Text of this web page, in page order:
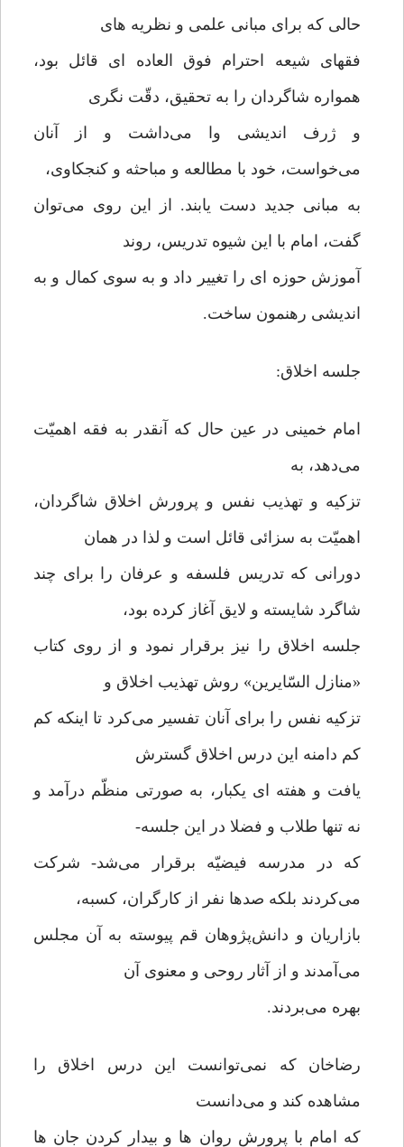
حالی که برای مبانی علمی و نظریه های
فقهای شیعه احترام فوق العاده ای قائل بود،
همواره شاگردان را به تحقیق، دقّت نگری
و ژرف اندیشی وا می‌داشت و از آنان
می‌خواست، خود با مطالعه و مباحثه و کنجکاوی،
به مبانی جدید دست یابند. از این روی می‌توان
گفت، امام با این شیوه تدریس، روند
آموزش حوزه ای را تغییر داد و به سوی کمال و به
اندیشی رهنمون ساخت.
جلسه اخلاق:
امام خمینی در عین حال که آنقدر به فقه اهمیّت
می‌دهد، به
تزکیه و تهذیب نفس و پرورش اخلاق شاگردان،
اهمیّت به سزائی قائل است و لذا در همان
دورانی که تدریس فلسفه و عرفان را برای چند
شاگرد شایسته و لایق آغاز کرده بود،
جلسه اخلاق را نیز برقرار نمود و از روی کتاب
«منازل السّایرین» روش تهذیب اخلاق و
تزکیه نفس را برای آنان تفسیر می‌کرد تا اینکه کم
کم دامنه این درس اخلاق گسترش
یافت و هفته ای یکبار، به صورتی منظّم درآمد و
نه تنها طلاب و فضلا در این جلسه-
که در مدرسه فیضیّه برقرار می‌شد- شرکت
می‌کردند بلکه صدها نفر از کارگران، کسبه،
بازاریان و دانش‌پژوهان قم پیوسته به آن مجلس
می‌آمدند و از آثار روحی و معنوی آن
بهره می‌بردند.
رضاخان که نمی‌توانست این درس اخلاق را
مشاهده کند و می‌دانست
که امام با پرورش روان ها و بیدار کردن جان ها